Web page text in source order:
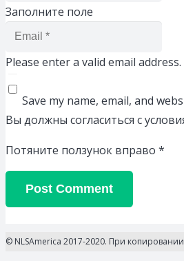
Заполните поле
Please enter a valid email address.
Save my name, email, and
Вы должны согласиться с
Потяните ползунок вправо *
Post Comment
© NLSAmerica 2017-2020. При